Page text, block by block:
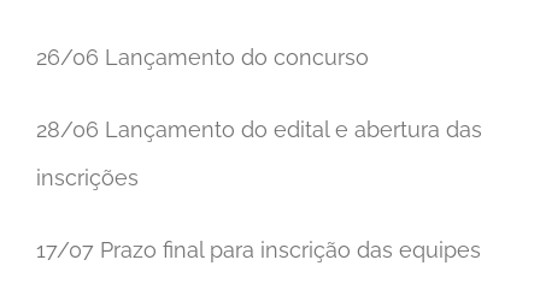
26/06 Lançamento do concurso
28/06 Lançamento do edital e abertura das
inscrições
17/07 Prazo final para inscrição das equipes